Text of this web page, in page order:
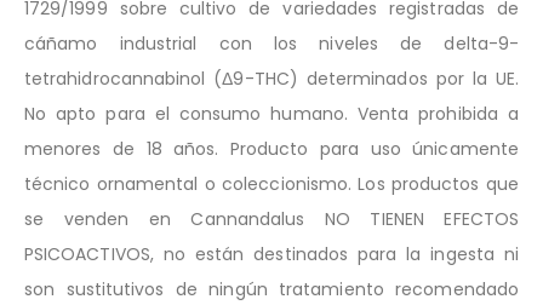
1729/1999 sobre cultivo de variedades registradas de
cáñamo industrial con los niveles de delta-9-
tetrahidrocannabinol (Δ9-THC) determinados por la UE.
No apto para el consumo humano. Venta prohibida a
menores de 18 años. Producto para uso únicamente
técnico ornamental o coleccionismo. Los productos que
se venden en Cannandalus NO TIENEN EFECTOS
PSICOACTIVOS, no están destinados para la ingesta ni
son sustitutivos de ningún tratamiento recomendado